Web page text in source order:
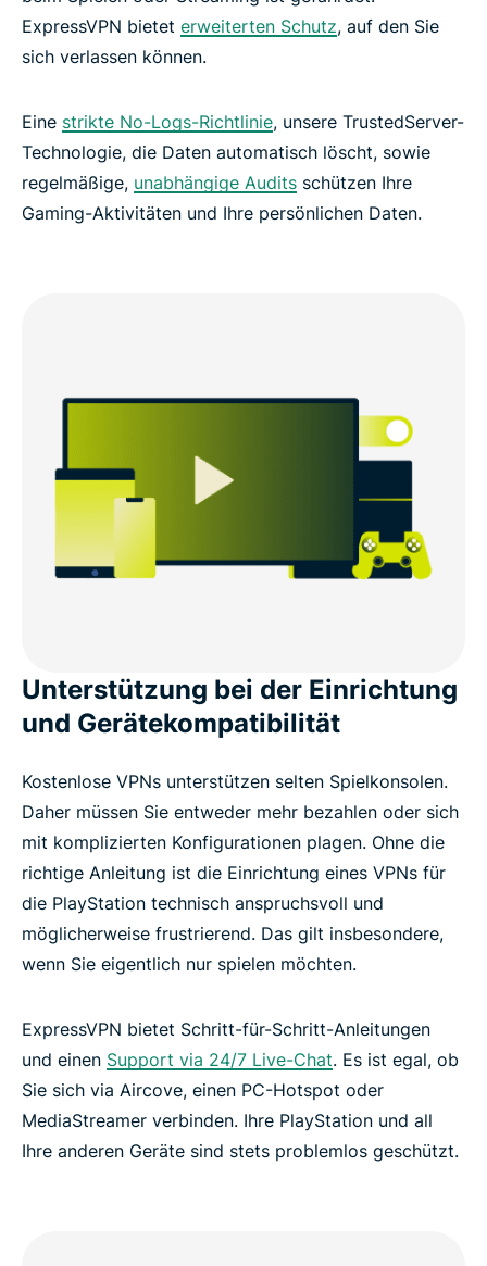
ExpressVPN bietet erweiterten Schutz, auf den Sie
sich verlassen können.
Eine strikte No-Logs-Richtlinie, unsere TrustedServer-
Technologie, die Daten automatisch löscht, sowie
regelmäßige, unabhängige Audits schützen Ihre
Gaming-Aktivitäten und Ihre persönlichen Daten.
Unterstützung bei der Einrichtung
und Gerätekompatibilität
Kostenlose VPNs unterstützen selten Spielkonsolen.
Daher müssen Sie entweder mehr bezahlen oder sich
mit komplizierten Konfigurationen plagen. Ohne die
richtige Anleitung ist die Einrichtung eines VPNs für
die PlayStation technisch anspruchsvoll und
möglicherweise frustrierend. Das gilt insbesondere,
wenn Sie eigentlich nur spielen möchten.
ExpressVPN bietet Schritt-für-Schritt-Anleitungen
und einen Support via 24/7 Live-Chat. Es ist egal, ob
Sie sich via Aircove, einen PC-Hotspot oder
MediaStreamer verbinden. Ihre PlayStation und all
Ihre anderen Geräte sind stets problemlos geschützt.